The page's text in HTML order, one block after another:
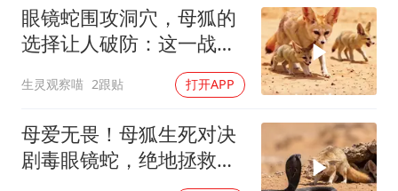
人民的健康、体质、幸福一脉相承
眼镜蛇围攻洞穴，母狐的
选择让人破防：这一战，
生灵观察喵 2跟贴 打开APP
母爱无畏！母狐生死对决
剧毒眼镜蛇，绝地拯救幼